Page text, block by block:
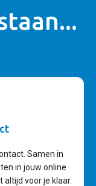
Samen in
in jouw online
voor je klaar.